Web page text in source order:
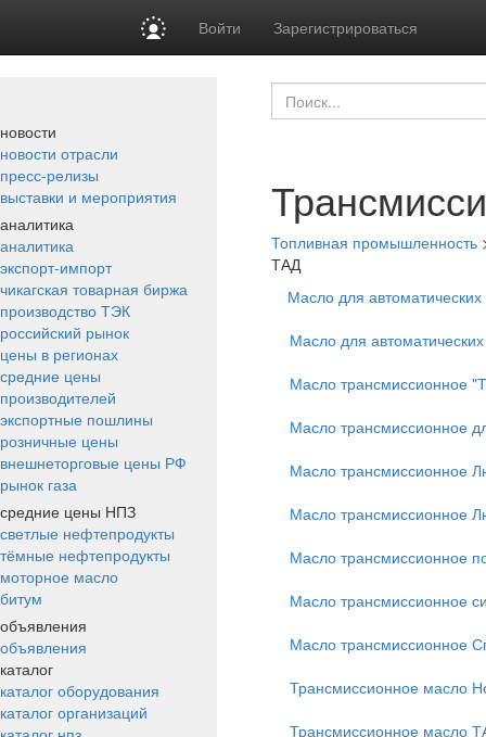
Войти Зарегистрироваться
новости
новости отрасли
пресс-релизы
выставки и мероприятия
аналитика
аналитика
экспорт-импорт
чикагская товарная биржа
производство ТЭК
российский рынок
цены в регионах
средние цены
производителей
экспортные пошлины
розничные цены
внешнеторговые цены РФ
рынок газа
средние цены НПЗ
светлые нефтепродукты
тёмные нефтепродукты
моторное масло
битум
объявления
объявления
каталог
каталог оборудования
каталог организаций
Топливная промышленность
ТАД
Масло для
Масло для
Масло трансмиссионное
Масло трансмиссионное
Масло трансмиссионное
Масло трансмиссионное
Масло трансмиссионное
Масло трансмиссионное
Масло трансмиссионное
Трансмиссионное масло
Трансмиссионное масло